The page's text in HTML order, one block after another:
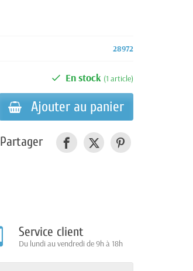
28972
En stock (1 article)
Ajouter au panier
Partager
Service client
Du lundi au vendredi de 9h à 18h